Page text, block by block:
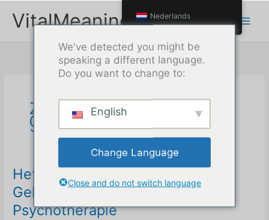
naarVitalMeaning
zelfvernietigend
gedrag
Het emotionele brein ontsluiten:
Geheugen Reconsolidatie in
Psychotherapie
Nederlands
We've detected you might be
speaking a different language.
Do you want to change to:
English
Change Language
Close and do not switch language